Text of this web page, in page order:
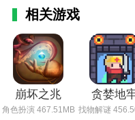
相关游戏
崩坏之兆
角色扮演 467.51MB
贪婪地
找物解谜